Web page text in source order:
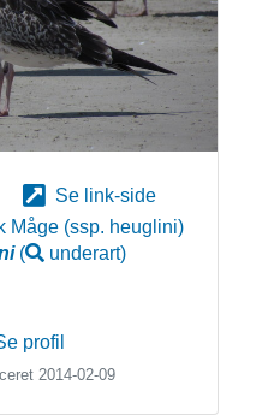
Se link-side
Måge (ssp. heuglini)
( underart)
profil
2014-02-09